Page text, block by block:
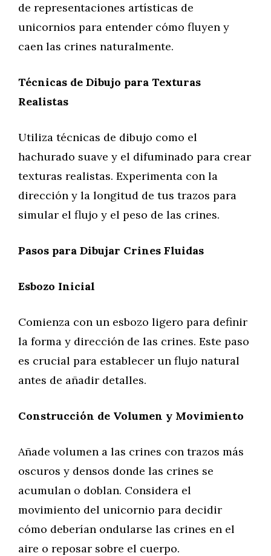
de representaciones artísticas de
unicornios para entender cómo fluyen y
caen las crines naturalmente.
Técnicas de Dibujo para Texturas
Realistas
Utiliza técnicas de dibujo como el
hachurado suave y el difuminado para crear
texturas realistas. Experimenta con la
dirección y la longitud de tus trazos para
simular el flujo y el peso de las crines.
Pasos para Dibujar Crines Fluidas
Esbozo Inicial
Comienza con un esbozo ligero para definir
la forma y dirección de las crines. Este paso
es crucial para establecer un flujo natural
antes de añadir detalles.
Construcción de Volumen y Movimiento
Añade volumen a las crines con trazos más
oscuros y densos donde las crines se
acumulan o doblan. Considera el
movimiento del unicornio para decidir
cómo deberían ondularse las crines en el
aire o reposar sobre el cuerpo.